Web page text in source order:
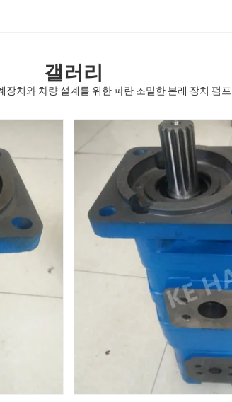
갤러리
장치와 차량 설계를 위한 파란 조밀한 본래 장치 펌